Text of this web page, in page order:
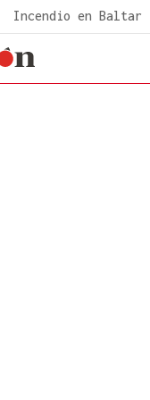
Incendio en Baltar